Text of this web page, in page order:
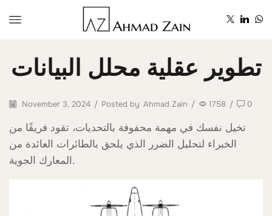
تطوير عقلية محلل البيانات
November 3, 2024 / Posted by Ahmad Zain / 1758 / 0
تخيل نفسك في مهمة محفوفة بالتحديات، تقود فريقًا من
الخبراء لتحليل الضرر الذي يلحق بالطائرات العائدة من
المعارك الجوية.